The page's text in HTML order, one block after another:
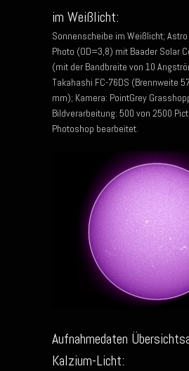
im Weißlicht:
Sonnenscheibe im Weißlicht;
Photo (OD=3,8) mit Baader Solar
(mit der Bandbreite von 10
Takahashi FC-76DS (Brennweite
mm); Kamera: PointGrey
Bildverarbeitung: 500 von 2500
Photoshop bearbeitet.
Aufnahmedaten
Kalzium-Licht: